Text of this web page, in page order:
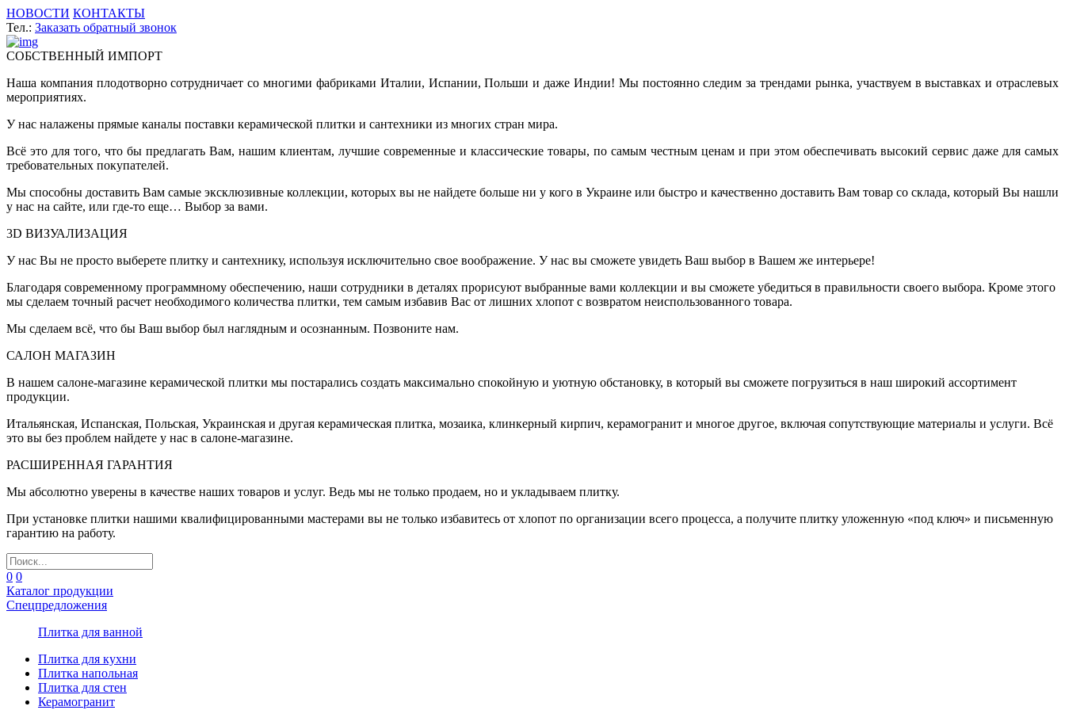
НОВОСТИ КОНТАКТЫ
Тел.: Заказать обратный звонок
СОБСТВЕННЫЙ ИМПОРТ
Наша компания плодотворно сотрудничает со многими фабриками Италии, Испании, Польши и даже Индии! Мы постоянно следим за трендами рынка, участвуем в выставках и отраслевых
мероприятиях.
У нас налажены прямые каналы поставки керамической плитки и сантехники из многих стран мира.
Всё это для того, что бы предлагать Вам, нашим клиентам, лучшие современные и классические товары, по самым честным ценам и при этом обеспечивать высокий сервис даже для самых
требовательных покупателей.
Мы способны доставить Вам самые эксклюзивные коллекции, которых вы не найдете больше ни у кого в Украине или быстро и качественно доставить Вам товар со склада, который Вы нашли
у нас на сайте, или где-то еще… Выбор за вами.
3D ВИЗУАЛИЗАЦИЯ
У нас Вы не просто выберете плитку и сантехнику, используя исключительно свое воображение. У нас вы сможете увидеть Ваш выбор в Вашем же интерьере!
Благодаря современному программному обеспечению, наши сотрудники в деталях прорисуют выбранные вами коллекции и вы сможете убедиться в правильности своего выбора. Кроме этого
мы сделаем точный расчет необходимого количества плитки, тем самым избавив Вас от лишних хлопот с возвратом неиспользованного товара.
Мы сделаем всё, что бы Ваш выбор был наглядным и осознанным. Позвоните нам.
САЛОН МАГАЗИН
В нашем салоне-магазине керамической плитки мы постарались создать максимально спокойную и уютную обстановку, в который вы сможете погрузиться в наш широкий ассортимент
продукции.
Итальянская, Испанская, Польская, Украинская и другая керамическая плитка, мозаика, клинкерный кирпич, керамогранит и многое другое, включая сопутствующие материалы и услуги. Всё
это вы без проблем найдете у нас в салоне-магазине.
РАСШИРЕННАЯ ГАРАНТИЯ
Мы абсолютно уверены в качестве наших товаров и услуг. Ведь мы не только продаем, но и укладываем плитку.
При установке плитки нашими квалифицированными мастерами вы не только избавитесь от хлопот по организации всего процесса, а получите плитку уложенную «под ключ» и письменную
гарантию на работу.
0 0
Каталог продукции
Спецпредложения
Плитка для ванной
Плитка для кухни
Плитка напольная
Плитка для стен
Керамогранит